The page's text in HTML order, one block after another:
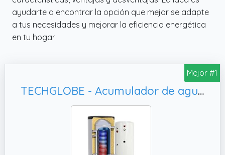
ayudarte a encontrar la opción que mejor se adapte
a tus necesidades y mejorar la eficiencia energética
en tu hogar.
Mejor #1
TECHGLOBE - Acumulador de agua caliente totalmente fabricado en acero inoxidable - con intercambiador de calor extragrande (2,2 m²) - Eficiencia energética - con aislamiento de 50 mm (150 L)